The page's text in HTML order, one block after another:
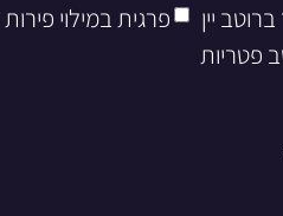
יין פרגית במילוי
פטריות